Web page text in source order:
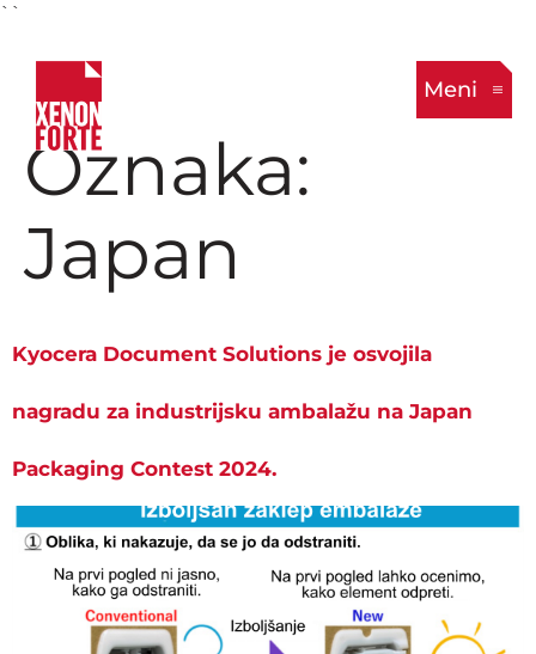
``
Meni
Oznaka:
Japan
Kyocera Document Solutions je osvojila
nagradu za industrijsku ambalažu na Japan
Packaging Contest 2024.